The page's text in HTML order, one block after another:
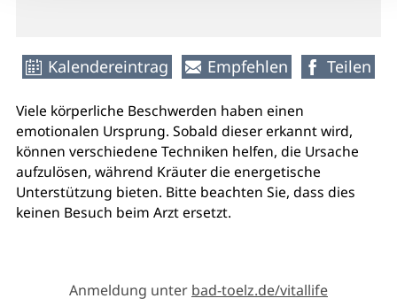
Kalendereintrag Empfehlen Teilen
Viele körperliche Beschwerden haben einen
emotionalen Ursprung. Sobald dieser erkannt wird,
können verschiedene Techniken helfen, die Ursache
aufzulösen, während Kräuter die energetische
Unterstützung bieten. Bitte beachten Sie, dass dies
keinen Besuch beim Arzt ersetzt.
Anmeldung unter bad-toelz.de/vitallife